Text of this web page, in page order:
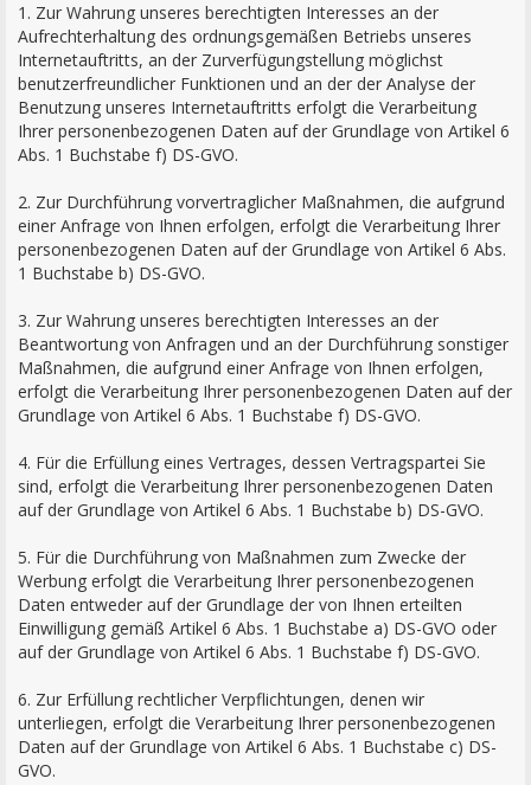
1. Zur Wahrung unseres berechtigten Interesses an der
Aufrechterhaltung des ordnungsgemäßen Betriebs unseres
Internetauftritts, an der Zurverfügungstellung möglichst
benutzerfreundlicher Funktionen und an der der Analyse der
Benutzung unseres Internetauftritts erfolgt die Verarbeitung
Ihrer personenbezogenen Daten auf der Grundlage von Artikel 6
Abs. 1 Buchstabe f) DS-GVO.
2. Zur Durchführung vorvertraglicher Maßnahmen, die aufgrund
einer Anfrage von Ihnen erfolgen, erfolgt die Verarbeitung Ihrer
personenbezogenen Daten auf der Grundlage von Artikel 6 Abs.
1 Buchstabe b) DS-GVO.
3. Zur Wahrung unseres berechtigten Interesses an der
Beantwortung von Anfragen und an der Durchführung sonstiger
Maßnahmen, die aufgrund einer Anfrage von Ihnen erfolgen,
erfolgt die Verarbeitung Ihrer personenbezogenen Daten auf der
Grundlage von Artikel 6 Abs. 1 Buchstabe f) DS-GVO.
4. Für die Erfüllung eines Vertrages, dessen Vertragspartei Sie
sind, erfolgt die Verarbeitung Ihrer personenbezogenen Daten
auf der Grundlage von Artikel 6 Abs. 1 Buchstabe b) DS-GVO.
5. Für die Durchführung von Maßnahmen zum Zwecke der
Werbung erfolgt die Verarbeitung Ihrer personenbezogenen
Daten entweder auf der Grundlage der von Ihnen erteilten
Einwilligung gemäß Artikel 6 Abs. 1 Buchstabe a) DS-GVO oder
auf der Grundlage von Artikel 6 Abs. 1 Buchstabe f) DS-GVO.
6. Zur Erfüllung rechtlicher Verpflichtungen, denen wir
unterliegen, erfolgt die Verarbeitung Ihrer personenbezogenen
Daten auf der Grundlage von Artikel 6 Abs. 1 Buchstabe c) DS-
GVO.